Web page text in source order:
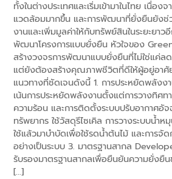
ทั้งในต่างประเทศและเริ่มเข้ามาในไทย เนื่อง
แวดล้อมมากขึ้น และการพัฒนาที่ยั่งยืนยังช่
งานและเพิ่มมูลค่าให้กับทรัพย์สินในระยะยา
พัฒนาโครงการแบบยั่งยืน หัวใจของ
สร้างวงจรการพัฒนาแบบยั่งยืนที่ไม่ใช่แค่ล
แต่ยังต้องสร้างคุณภาพชีวิตที่ดีให้ผู้อยู่อาศั
แนวทางที่ชัดเจนดังนี้ 1. การประหยัดพลังง
เน้นการประหยัดพลังงานตั้งแต่การวางทิศท
ความร้อน และการติดตั้งระบบปรับอากาศอัจ
ทรัพยากร ใช้วัสดุรีไซเคิล การวางระบบน้ำห
ใช้แล้วมาบำบัดเพื่อใช้รดน้ำต้นไม้ และการจัด
อย่างเป็นระบบ 3. มาตรฐานสากล
รับรองมาตรฐานสากลเพื่อยืนยันความยั่งยืน
[…]